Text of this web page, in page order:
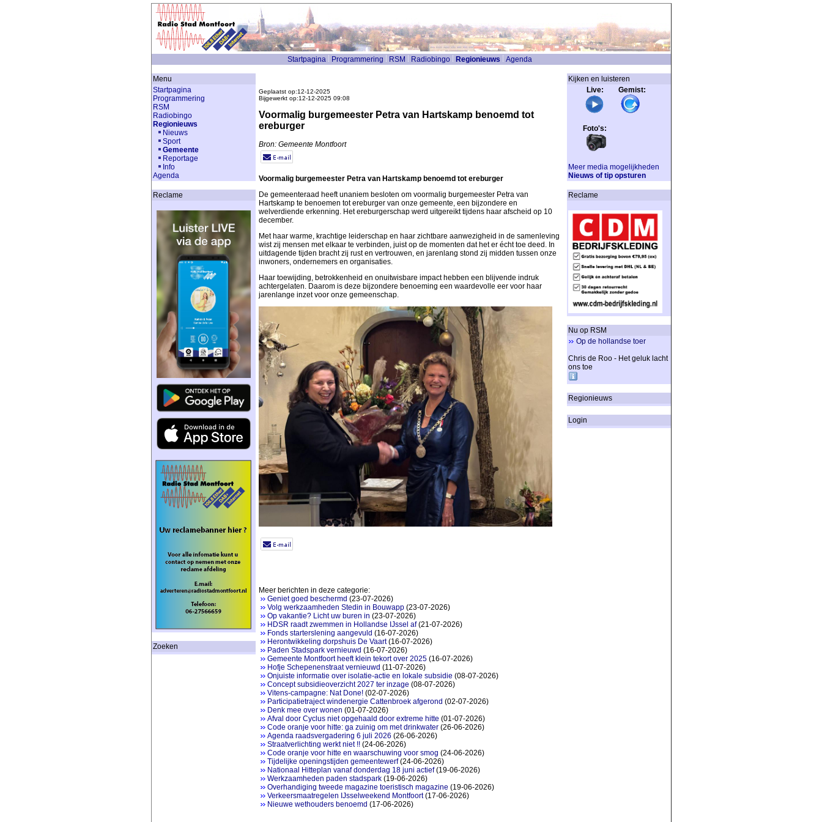
Startpagina Programmering RSM Radiobingo Regionieuws Agenda
Menu
Startpagina
Programmering
RSM
Radiobingo
Regionieuws
Nieuws
Sport
Gemeente
Reportage
Info
Agenda
Reclame
Zoeken
Geplaatst op:12-12-2025
Bijgewerkt op:12-12-2025 09:08
Voormalig burgemeester Petra van Hartskamp benoemd tot
ereburger
Bron: Gemeente Montfoort
Voormalig burgemeester Petra van Hartskamp benoemd tot ereburger
De gemeenteraad heeft unaniem besloten om voormalig burgemeester Petra van
Hartskamp te benoemen tot ereburger van onze gemeente, een bijzondere en
welverdiende erkenning. Het ereburgerschap werd uitgereikt tijdens haar afscheid op 10
december.
Met haar warme, krachtige leiderschap en haar zichtbare aanwezigheid in de samenleving
wist zij mensen met elkaar te verbinden, juist op de momenten dat het er écht toe deed. In
uitdagende tijden bracht zij rust en vertrouwen, en jarenlang stond zij midden tussen onze
inwoners, ondernemers en organisaties.
Haar toewijding, betrokkenheid en onuitwisbare impact hebben een blijvende indruk
achtergelaten. Daarom is deze bijzondere benoeming een waardevolle eer voor haar
jarenlange inzet voor onze gemeenschap.
Meer berichten in deze categorie:
Geniet goed beschermd (23-07-2026)
Volg werkzaamheden Stedin in Bouwapp(23-07-2026)
Op vakantie? Licht uw buren in (23-07-2026)
HDSR raadt zwemmen in Hollandse IJssel af(21-07-2026)
Fonds starterslening aangevuld (16-07-2026)
Herontwikkeling dorpshuis De Vaart(16-07-2026)
Paden Stadspark vernieuwd (16-07-2026)
Gemeente Montfoort heeft klein tekort over 2025(16-07-2026)
Hofje Schepenenstraat vernieuwd (11-07-2026)
Onjuiste informatie over isolatie-actie en lokale subsidie (08-07-2026)
Concept subsidieoverzicht 2027 ter inzage (08-07-2026)
Vitens-campagne: Nat Done!(02-07-2026)
Participatietraject windenergie Cattenbroek afgerond (02-07-2026)
Denk mee over wonen (01-07-2026)
Afval door Cyclus niet opgehaald door extreme hitte (01-07-2026)
Code oranje voor hitte: ga zuinig om met drinkwater(26-06-2026)
Agenda raadsvergadering 6 juli 2026 (26-06-2026)
Straatverlichting werkt niet !!(24-06-2026)
Code oranje voor hitte en waarschuwing voor smog (24-06-2026)
Tijdelijke openingstijden gemeentewerf(24-06-2026)
Nationaal Hitteplan vanaf donderdag 18 juni actief(19-06-2026)
Werkzaamheden paden stadspark(19-06-2026)
Overhandiging tweede magazine toeristisch magazine (19-06-2026)
Verkeersmaatregelen IJsselweekend Montfoort(17-06-2026)
Nieuwe wethouders benoemd (17-06-2026)
Kijken en luisteren
Live: Gemist:
Foto's:
Meer media mogelijkheden
Nieuws of tip opsturen
Reclame
Nu op RSM
Op de hollandse toer
Chris de Roo - Het geluk lacht
ons toe
Regionieuws
Login